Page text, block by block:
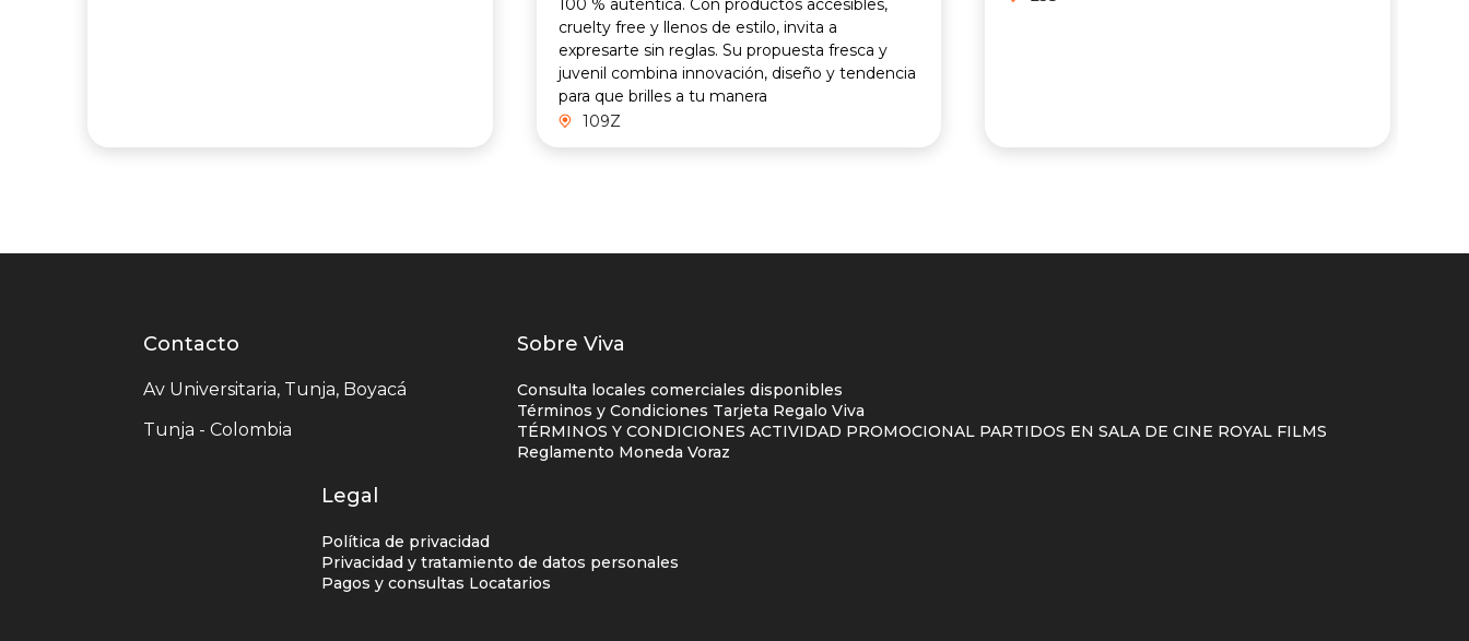
100 % auténtica. Con productos accesibles,
cruelty free y llenos de estilo, invita a
expresarte sin reglas. Su propuesta fresca y
juvenil combina innovación, diseño y tendencia
para que brilles a tu manera
109Z
Contacto
centro
Contacto
Av Universitaria, Tunja, Boyacá
Tunja - Colombia
Listados
enlaces
centro
comercial
Sobre Viva
Consulta locales comerciales disponibles
Términos y Condiciones Tarjeta Regalo Viva
TÉRMINOS Y CONDICIONES ACTIVIDAD PROMOCIONAL PARTIDOS EN SALA DE CINE ROYAL FILMS
Reglamento Moneda Voraz
Legal
Política de privacidad
Privacidad y tratamiento de datos personales
Pagos y consultas Locatarios